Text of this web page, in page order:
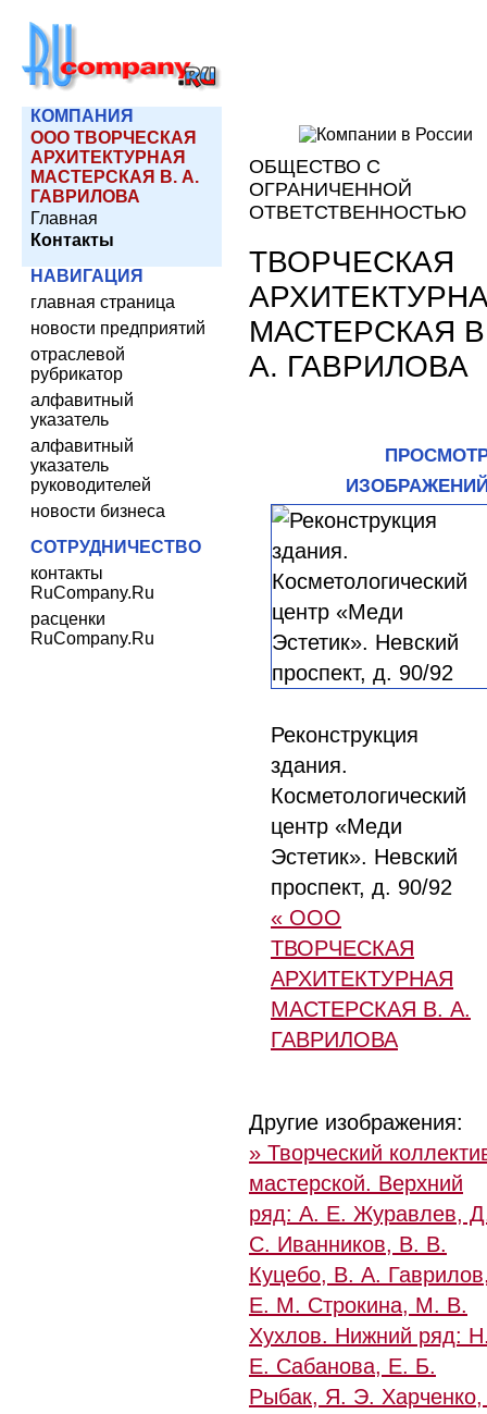
КОМПАНИЯ
ООО ТВОРЧЕСКАЯ
АРХИТЕКТУРНАЯ
МАСТЕРСКАЯ В. А.
ГАВРИЛОВА
Главная
Контакты
НАВИГАЦИЯ
главная страница
новости предприятий
отраслевой
рубрикатор
алфавитный
указатель
алфавитный
указатель
руководителей
новости бизнеса
СОТРУДНИЧЕСТВО
контакты
RuCompany.Ru
расценки
RuCompany.Ru
ОБЩЕСТВО С
ОГРАНИЧЕННОЙ
ОТВЕТСТВЕННОСТЬЮ
ТВОРЧЕСКАЯ
МАСТЕРСКАЯ
А. ГАВРИЛОВА
Реконструкция
здания.
Косметологический
центр «Меди
Эстетик». Невский
проспект, д. 90/92
« ООО
ТВОРЧЕСКАЯ
АРХИТЕКТУРНАЯ
МАСТЕРСКАЯ В. А.
ГАВРИЛОВА
Другие изображения:
» Творческий
мастерской. Верхний
ряд: А. Е. Журавлев,
С. Иванников, В. В.
Куцебо, В. А.
Е. М. Строкина, М. В.
Хухлов. Нижний ряд:
Е. Сабанова, Е. Б.
Рыбак, Я. Э.